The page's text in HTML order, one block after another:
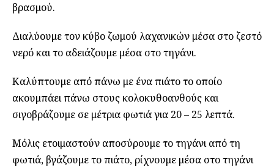
βρασμού.
Διαλύουμε τον κύβο ζωμού λαχανικών μέσα στο ζεστό
νερό και το αδειάζουμε μέσα στο τηγάνι.
Καλύπτουμε από πάνω με ένα πιάτο το οποίο
ακουμπάει πάνω στους κολοκυθοανθούς και
σιγοβράζουμε σε μέτρια φωτιά για 20 – 25 λεπτά.
Μόλις ετοιμαστούν αποσύρουμε το τηγάνι από τη
φωτιά, βγάζουμε το πιάτο, ρίχνουμε μέσα στο τηγάνι